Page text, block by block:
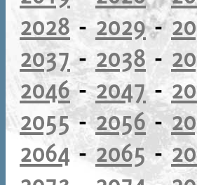
2028 - 2029-
2037- 2038 -
2046-2047-
2055-2056-
2064 - 2065-